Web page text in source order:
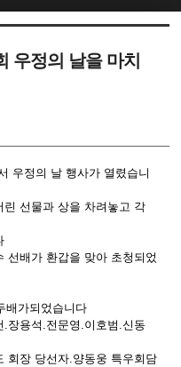
우정의 날을 마치
우정의 날 행사가 열렸습니
선물과 상을 차려놓고 각
선배가 환갑을 맞아 초청되었
배가되었습니다
장용석.전문영.이호범.신동
회장 당선자.양동웅 특우회담
북5
북5